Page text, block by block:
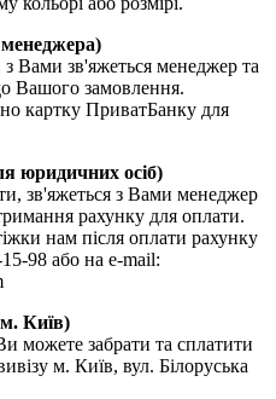
Вами зв'яжеться менеджер та
Вашого замовлення.
картку ПриватБанку для
юридичних осіб)
зв'яжеться з Вами менеджер
рахунку для оплати.
нам після оплати рахунку
98 або на e-mail:
Київ)
можете забрати та сплатити
м. Київ, вул. Білоруська